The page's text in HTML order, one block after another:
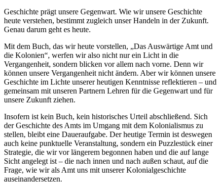
Geschichte prägt unsere Gegenwart. Wie wir unsere Geschichte
heute verstehen, bestimmt zugleich unser Handeln in der Zukunft.
Genau darum geht es heute.
Mit dem Buch, das wir heute vorstellen, „Das Auswärtige Amt und
die Kolonien“, werfen wir also nicht nur ein Licht in die
Vergangenheit, sondern blicken vor allem nach vorne. Denn wir
können unsere Vergangenheit nicht ändern. Aber wir können unsere
Geschichte im Lichte unserer heutigen Kenntnisse reflektieren – und
gemeinsam mit unseren Partnern Lehren für die Gegenwart und für
unsere Zukunft ziehen.
Insofern ist kein Buch, kein historisches Urteil abschließend. Sich
der Geschichte des Amts im Umgang mit dem Kolonialismus zu
stellen, bleibt eine Daueraufgabe. Der heutige Termin ist deswegen
auch keine punktuelle Veranstaltung, sondern ein Puzzlestück einer
Strategie, die wir vor längerem begonnen haben und die auf lange
Sicht angelegt ist – die nach innen und nach außen schaut, auf die
Frage, wie wir als Amt uns mit unserer Kolonialgeschichte
auseinandersetzen.